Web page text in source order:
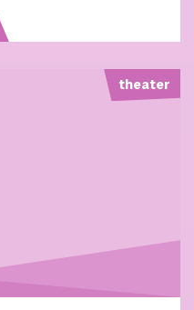
theater